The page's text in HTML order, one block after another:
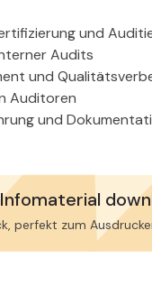
und
Audits
und
Auditoren
und
perfekt zum